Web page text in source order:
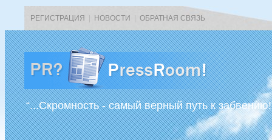
РЕГИСТРАЦИЯ НОВОСТИ ОБРАТНАЯ СВЯЗЬ
“...Скромность - самый верный путь к